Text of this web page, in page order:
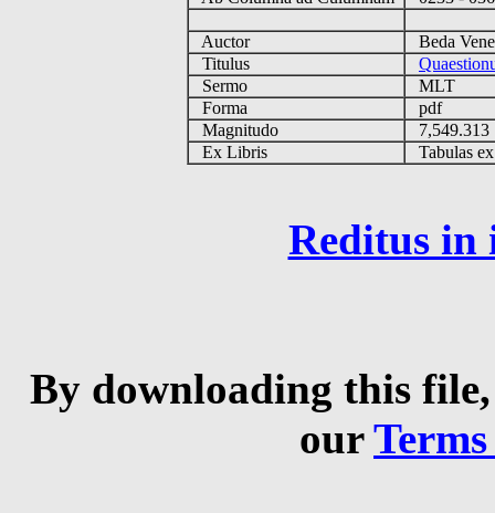
Auctor
Beda
Titulus
Sermo
MLT
Forma
pdf
Magnitudo
Ex Libris
Tabulas
Reditus in
By downloading this
our